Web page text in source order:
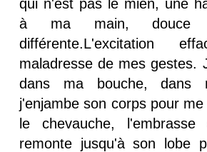
qui n'est pas le mien, une
à ma main, douce
différente.L'excitation
maladresse de mes gestes.
dans ma bouche, dans
j'enjambe son corps pour
le chevauche,
remonte jusqu'à son lobe